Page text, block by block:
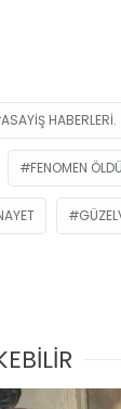
ASAYIŞ HABERLERI.
FENOMEN ÖLDÜ